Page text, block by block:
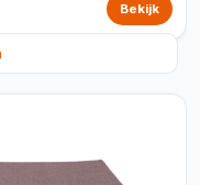
Bekijk